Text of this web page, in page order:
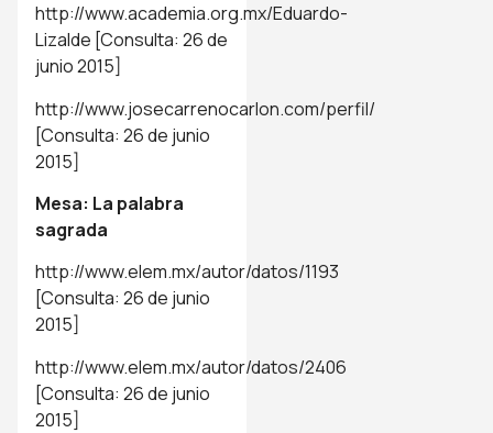
http://www.academia.org.mx/Eduardo-
Lizalde [Consulta: 26 de
junio 2015]
http://www.josecarrenocarlon.com/perfil/
[Consulta: 26 de junio
2015]
Mesa: La palabra
sagrada
http://www.elem.mx/autor/datos/1193
[Consulta: 26 de junio
2015]
http://www.elem.mx/autor/datos/2406
[Consulta: 26 de junio
2015]